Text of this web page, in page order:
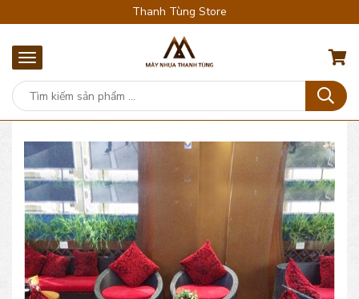
Thanh Tùng Store